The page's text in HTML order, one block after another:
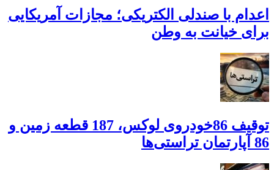
اعدام با صندلی الکتریکی؛ مجازات آمریکایی
برای خیانت به وطن
توقیف 86خودروی لوکس، 187 قطعه زمین و
86 آپارتمان تراستی‌ها